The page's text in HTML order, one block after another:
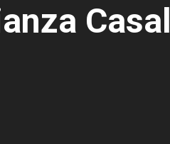
Casal